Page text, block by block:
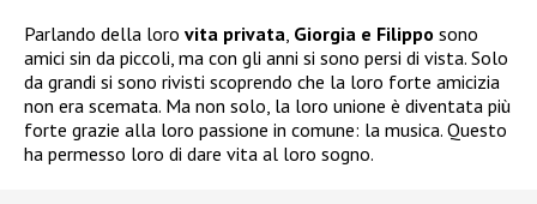
Parlando della loro vita privata, Giorgia e Filippo sono
amici sin da piccoli, ma con gli anni si sono persi di vista. Solo
da grandi si sono rivisti scoprendo che la loro forte amicizia
non era scemata. Ma non solo, la loro unione è diventata più
forte grazie alla loro passione in comune: la musica. Questo
ha permesso loro di dare vita al loro sogno.